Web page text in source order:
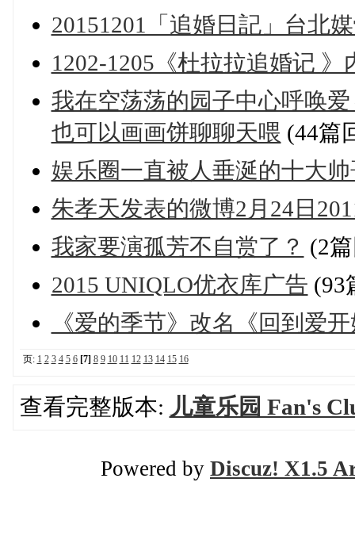
20151201「追婚日記」台北
1202-1205《杜拉拉追婚记
我在空荡荡的园子中心呼唤
也可以画画饼聊聊天喂 (44篇
娱乐圈一直被人垂涎的十大帅
朱孝天发表的微博2月24日
我家要演孤芳不自赏了？ (2
2015 UNIQLO优衣库广告 (93
《爱的季节》改名《回到爱
页: 1 2 3 4 5 6 [7] 8 9 10 11 12 13 14 15 16
查看完整版本: 儿童乐园 Fan's
Powered by Discuz! X1.5